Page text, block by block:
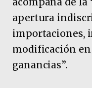
apertura
importaciones,
modificación
ganancias”.